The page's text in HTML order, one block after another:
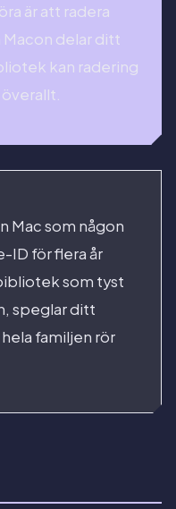
är att radera
delar ditt
kan radering
Mac som någon
ID för flera år
som tyst
speglar ditt
familjen rör